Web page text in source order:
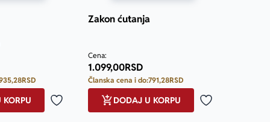
RSD
Dodaj u omiljene
Zakon ćutanja
Cena:
1.099,00RSD
Članska cena i do:791,28RSD
Dodaj u
DODAJ U KORPU